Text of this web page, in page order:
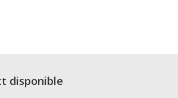
disponible